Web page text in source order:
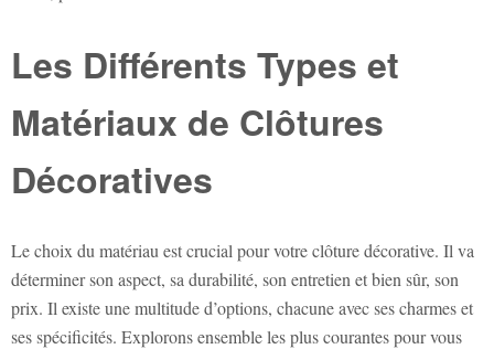
Les Différents Types et
Matériaux de Clôtures
Décoratives
Le choix du matériau est crucial pour votre clôture décorative. Il va
déterminer son aspect, sa durabilité, son entretien et bien sûr, son
prix. Il existe une multitude d’options, chacune avec ses charmes et
ses spécificités. Explorons ensemble les plus courantes pour vous